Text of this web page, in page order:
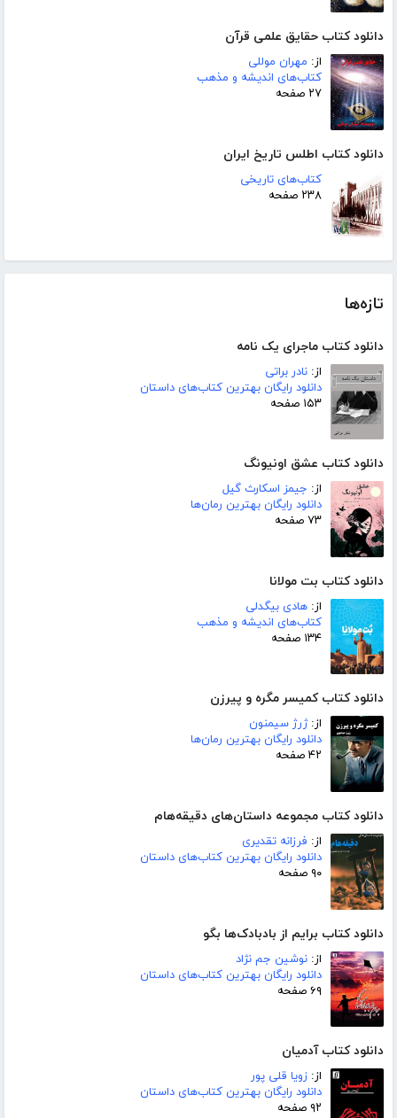
دانلود کتاب حقایق علمی قرآن
از: مهران موللی
کتاب‌های اندیشه و مذهب
۲۷ صفحه
دانلود کتاب اطلس تاریخ ایران
کتاب‌های تاریخی
۲۳۸ صفحه
تازه‌ها
دانلود کتاب ماجرای یک نامه
از: نادر براتی
دانلود رایگان بهترین کتاب‌های داستان
۱۵۳ صفحه
دانلود کتاب عشق اونیونگ
از: جیمز اسکارث گیل
دانلود رایگان بهترین رمان‌ها
۷۳ صفحه
دانلود کتاب بت مولانا
از: هادی بیگدلی
کتاب‌های اندیشه و مذهب
۱۳۴ صفحه
دانلود کتاب کمیسر مگره و پیرزن
از:ژرژ سیمنون
دانلود رایگان بهترین رمان‌ها
۴۲ صفحه
دانلود کتاب مجموعه داستان‌های دقیقه‌هام
از: فرزانه تقدیری
دانلود رایگان بهترین کتاب‌های داستان
۹۰ صفحه
دانلود کتاب برایم از بادبادک‌ها بگو
از: نوشین جم نژاد
دانلود رایگان بهترین کتاب‌های داستان
۶۹ صفحه
دانلود کتاب آدمیان
از: زویا قلی پور
دانلود رایگان بهترین کتاب‌های داستان
۹۲ صفحه